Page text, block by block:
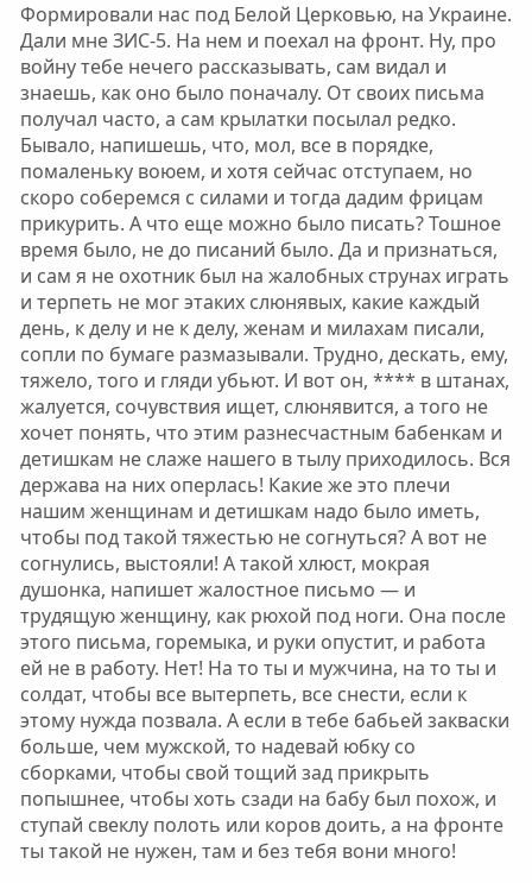
Формировали нас под Белой Церковью, на Украине.
Дали мне ЗИС-5. На нем и поехал на фронт. Ну, про
войну тебе нечего рассказывать, сам видал и
знаешь, как оно было поначалу. От своих письма
получал часто, а сам крылатки посылал редко.
Бывало, напишешь, что, мол, все в порядке,
помаленьку воюем, и хотя сейчас отступаем, но
скоро соберемся с силами и тогда дадим фрицам
прикурить. А что еще можно было писать? Тошное
время было, не до писаний было. Да и признаться,
и сам я не охотник был на жалобных струнах играть
и терпеть не мог этаких слюнявых, какие каждый
день, к делу и не к делу, женам и милахам писали,
сопли по бумаге размазывали. Трудно, дескать, ему,
тяжело, того и гляди убьют. И вот он, **** в штанах,
жалуется, сочувствия ищет, слюнявится, а того не
хочет понять, что этим разнесчастным бабенкам и
детишкам не слаже нашего в тылу приходилось. Вся
держава на них оперлась! Какие же это плечи
нашим женщинам и детишкам надо было иметь,
чтобы под такой тяжестью не согнуться? А вот не
согнулись, выстояли! А такой хлюст, мокрая
душонка, напишет жалостное письмо — и
трудящую женщину, как рюхой под ноги. Она после
этого письма, горемыка, и руки опустит, и работа
ей не в работу. Нет! На то ты и мужчина, на то ты и
солдат, чтобы все вытерпеть, все снести, если к
этому нужда позвала. А если в тебе бабьей закваски
больше, чем мужской, то надевай юбку со
сборками, чтобы свой тощий зад прикрыть
попышнее, чтобы хоть сзади на бабу был похож, и
ступай свеклу полоть или коров доить, а на фронте
ты такой не нужен, там и без тебя вони много!